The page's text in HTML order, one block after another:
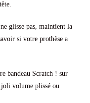
glisse pas, maintient la
si votre prothèse a
bandeau Scratch ! sur
joli volume plissé ou